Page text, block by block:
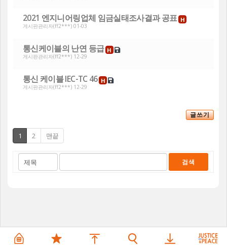
2021 엔지니어링업체 임금실태조사결과 공표 H
게시판관리자(ff2***) 01-03
통신케이블의 난연 등급 H
게시판관리자(ff2***) 12-29
통신 케이블 IEC-TC 46 H
게시판관리자(ff2***) 12-29
글쓰기
1 2 맨끝
게
시
색
색